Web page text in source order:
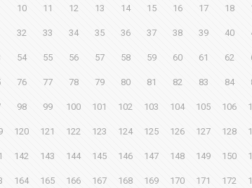
10 11 12 13 14 15 16 17 18
32 33 34 35 36 37 38 39 40
54 55 56 57 58 59 60 61 62
76 77 78 79 80 81 82 83 84
98 99 100 101 102 103 104 105 106
120 121 122 123 124 125 126 127 128
142 143 144 145 146 147 148 149 150
164 165 166 167 168 169 170 171 172